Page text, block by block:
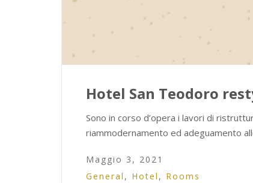
Hotel San Teodoro
Sono in corso d’opera i lavori di
riammodernamento ed adeguamento
Maggio 3, 2021
General , Hotel , Rooms